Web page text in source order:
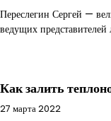
Переслегин Сергей —
ведущих
Как залить
27 марта 2022